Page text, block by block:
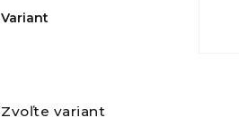
Variant
Zvoľte variant